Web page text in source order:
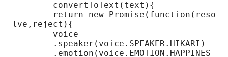
lve,reject){